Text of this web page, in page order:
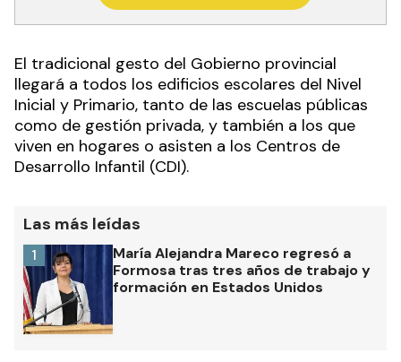
El tradicional gesto del Gobierno provincial
llegará a todos los edificios escolares del Nivel
Inicial y Primario, tanto de las escuelas públicas
como de gestión privada, y también a los que
viven en hogares o asisten a los Centros de
Desarrollo Infantil (CDI).
Las más leídas
María Alejandra Mareco regresó a
Formosa tras tres años de trabajo y
formación en Estados Unidos
1